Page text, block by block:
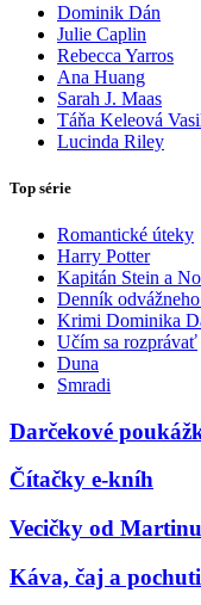
Dominik Dán
Julie Caplin
Rebecca Yarros
Ana Huang
Sarah J. Maas
Táňa Keleová
Lucinda Riley
Top série
Romantické úteky
Harry Potter
Kapitán Stein a
Denník
Krimi Dominika
Učím sa rozprávať
Duna
Smradi
Darčekové
Čítačky e-kníh
Vecičky od
Káva, čaj a